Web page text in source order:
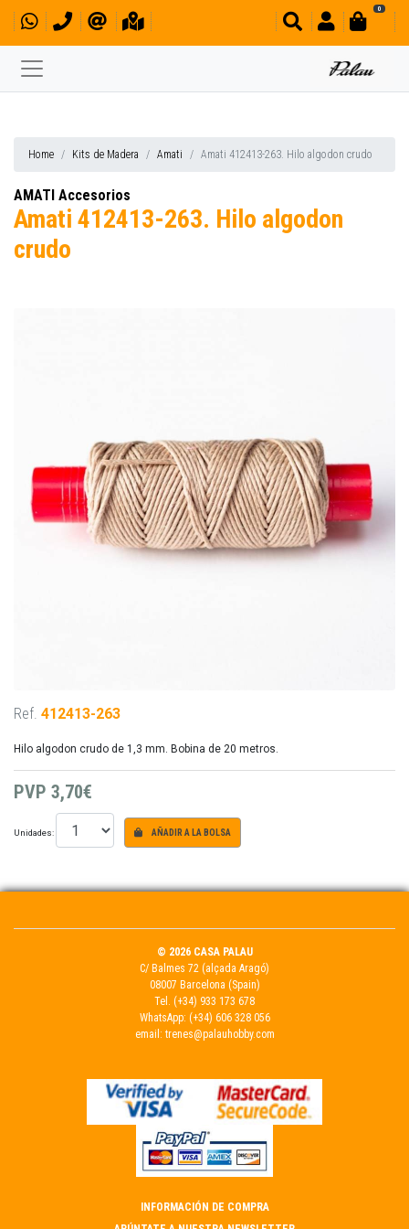
0
Home Kits de Madera Amati Amati 412413-263. Hilo algodon crudo
AMATI Accesorios
Amati 412413-263. Hilo algodon
crudo
Ref. 412413-263
Hilo algodon crudo de 1,3 mm. Bobina de 20 metros.
PVP 3,70€
Unidades: AÑADIR A LA BOLSA
© 2026 CASA PALAU
C/ Balmes 72 (alçada Aragó)
08007 Barcelona (Spain)
Tel. (+34) 933 173 678
WhatsApp: (+34) 606 328 056
email: trenes@palauhobby.com
INFORMACIÓN DE COMPRA